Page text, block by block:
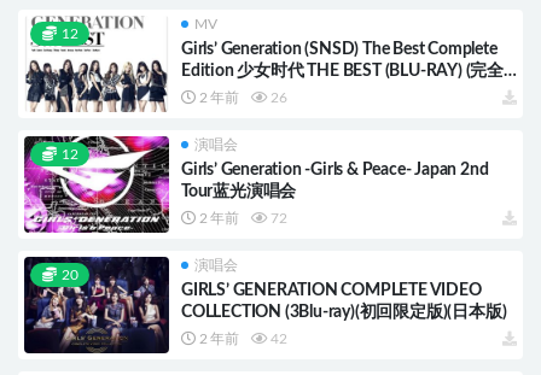
12
MV
Girls’ Generation (SNSD) The Best Complete
Edition 少女时代 THE BEST (BLU-RAY) (完全
生产限定版)(日本版)
2 年前 26
12
演唱会
Girls’ Generation -Girls & Peace- Japan 2nd
Tour蓝光演唱会
2 年前 72
20
演唱会
GIRLS’ GENERATION COMPLETE VIDEO
COLLECTION (3Blu-ray)(初回限定版)(日本版)
2 年前 42